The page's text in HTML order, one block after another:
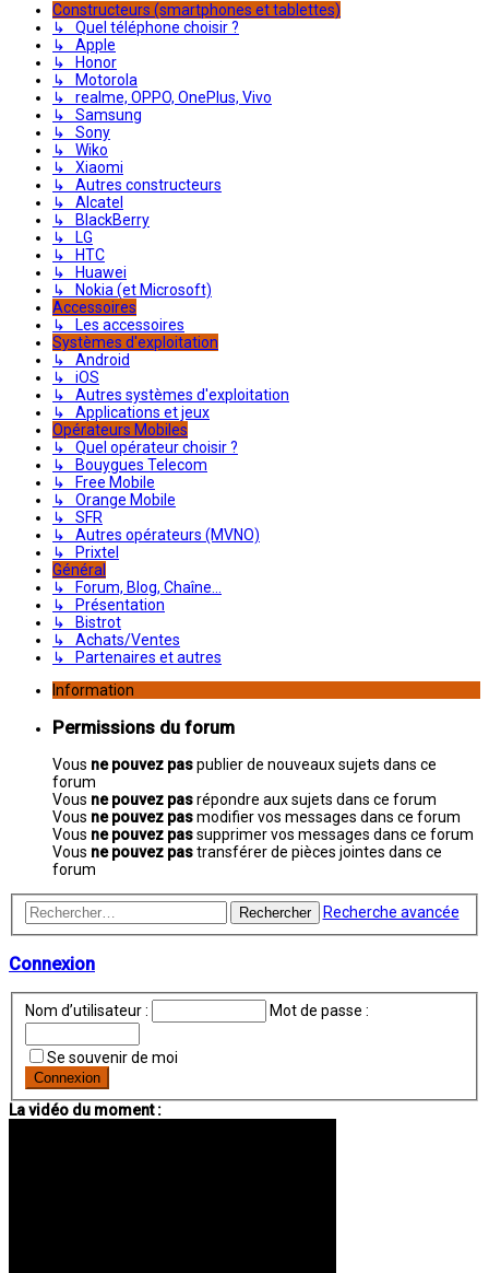
Constructeurs (smartphones et tablettes)
↳ Quel téléphone choisir ?
↳ Apple
↳ Honor
↳ Motorola
↳ realme, OPPO, OnePlus, Vivo
↳ Samsung
↳ Sony
↳ Wiko
↳ Xiaomi
↳ Autres constructeurs
↳ Alcatel
↳ BlackBerry
↳ LG
↳ HTC
↳ Huawei
↳ Nokia (et Microsoft)
Accessoires
↳ Les accessoires
Systèmes d'exploitation
↳ Android
↳ iOS
↳ Autres systèmes d'exploitation
↳ Applications et jeux
Opérateurs Mobiles
↳ Quel opérateur choisir ?
↳ Bouygues Telecom
↳ Free Mobile
↳ Orange Mobile
↳ SFR
↳ Autres opérateurs (MVNO)
↳ Prixtel
Général
↳ Forum, Blog, Chaîne...
↳ Présentation
↳ Bistrot
↳ Achats/Ventes
↳ Partenaires et autres
Information
Permissions du forum
Vous ne pouvez paspublier de nouveaux sujets dans ce
forum
Vous ne pouvez pasrépondre aux sujets dans ce forum
Vous ne pouvez pasmodifier vos messages dans ce forum
Vous ne pouvez passupprimer vos messages dans ce forum
Vous ne pouvez pastransférer de pièces jointes dans ce
forum
Rechercher Recherche avancée
Connexion
Nom d’utilisateur : Mot de passe :
Se souvenir de moi
La vidéo du moment :